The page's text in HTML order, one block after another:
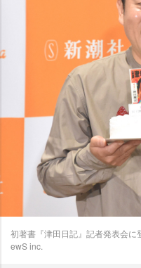
初著書『津田日記』記者発表会
ewS inc.